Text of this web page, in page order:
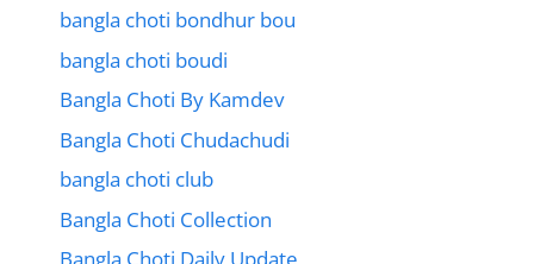
bangla choti bondhur bou
bangla choti boudi
Bangla Choti By Kamdev
Bangla Choti Chudachudi
bangla choti club
Bangla Choti Collection